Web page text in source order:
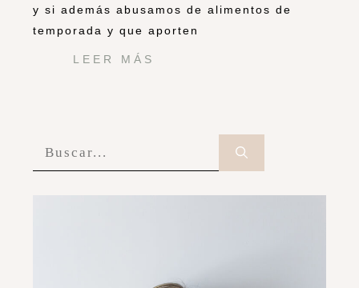
y si además abusamos de alimentos de
temporada y que aporten
LEER MÁS